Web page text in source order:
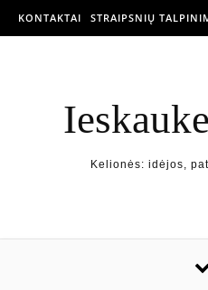
KONTAKTAI STRAIPSNIŲ
Kelionės: idėjos,